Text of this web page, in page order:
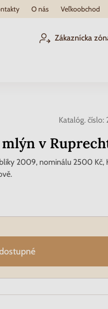
O nás Veľkoobchod
Zákaznícka
Katalóg. číslo:
v
2009, nominálu 2500 Kč,